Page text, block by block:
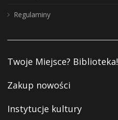
Regulaminy
Twoje Miejsce? Biblioteka!
Zakup nowości
Instytucje kultury